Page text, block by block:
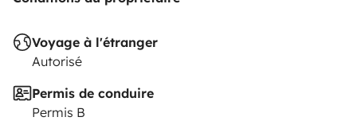
Voyage à l'étranger
Autorisé
Permis de conduire
Permis B